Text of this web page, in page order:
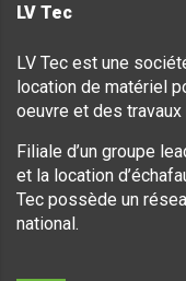
LV Tec
LV Tec est une
location de matériel
oeuvre et des travaux
Filiale d’un groupe
et la location
Tec possède un
national.